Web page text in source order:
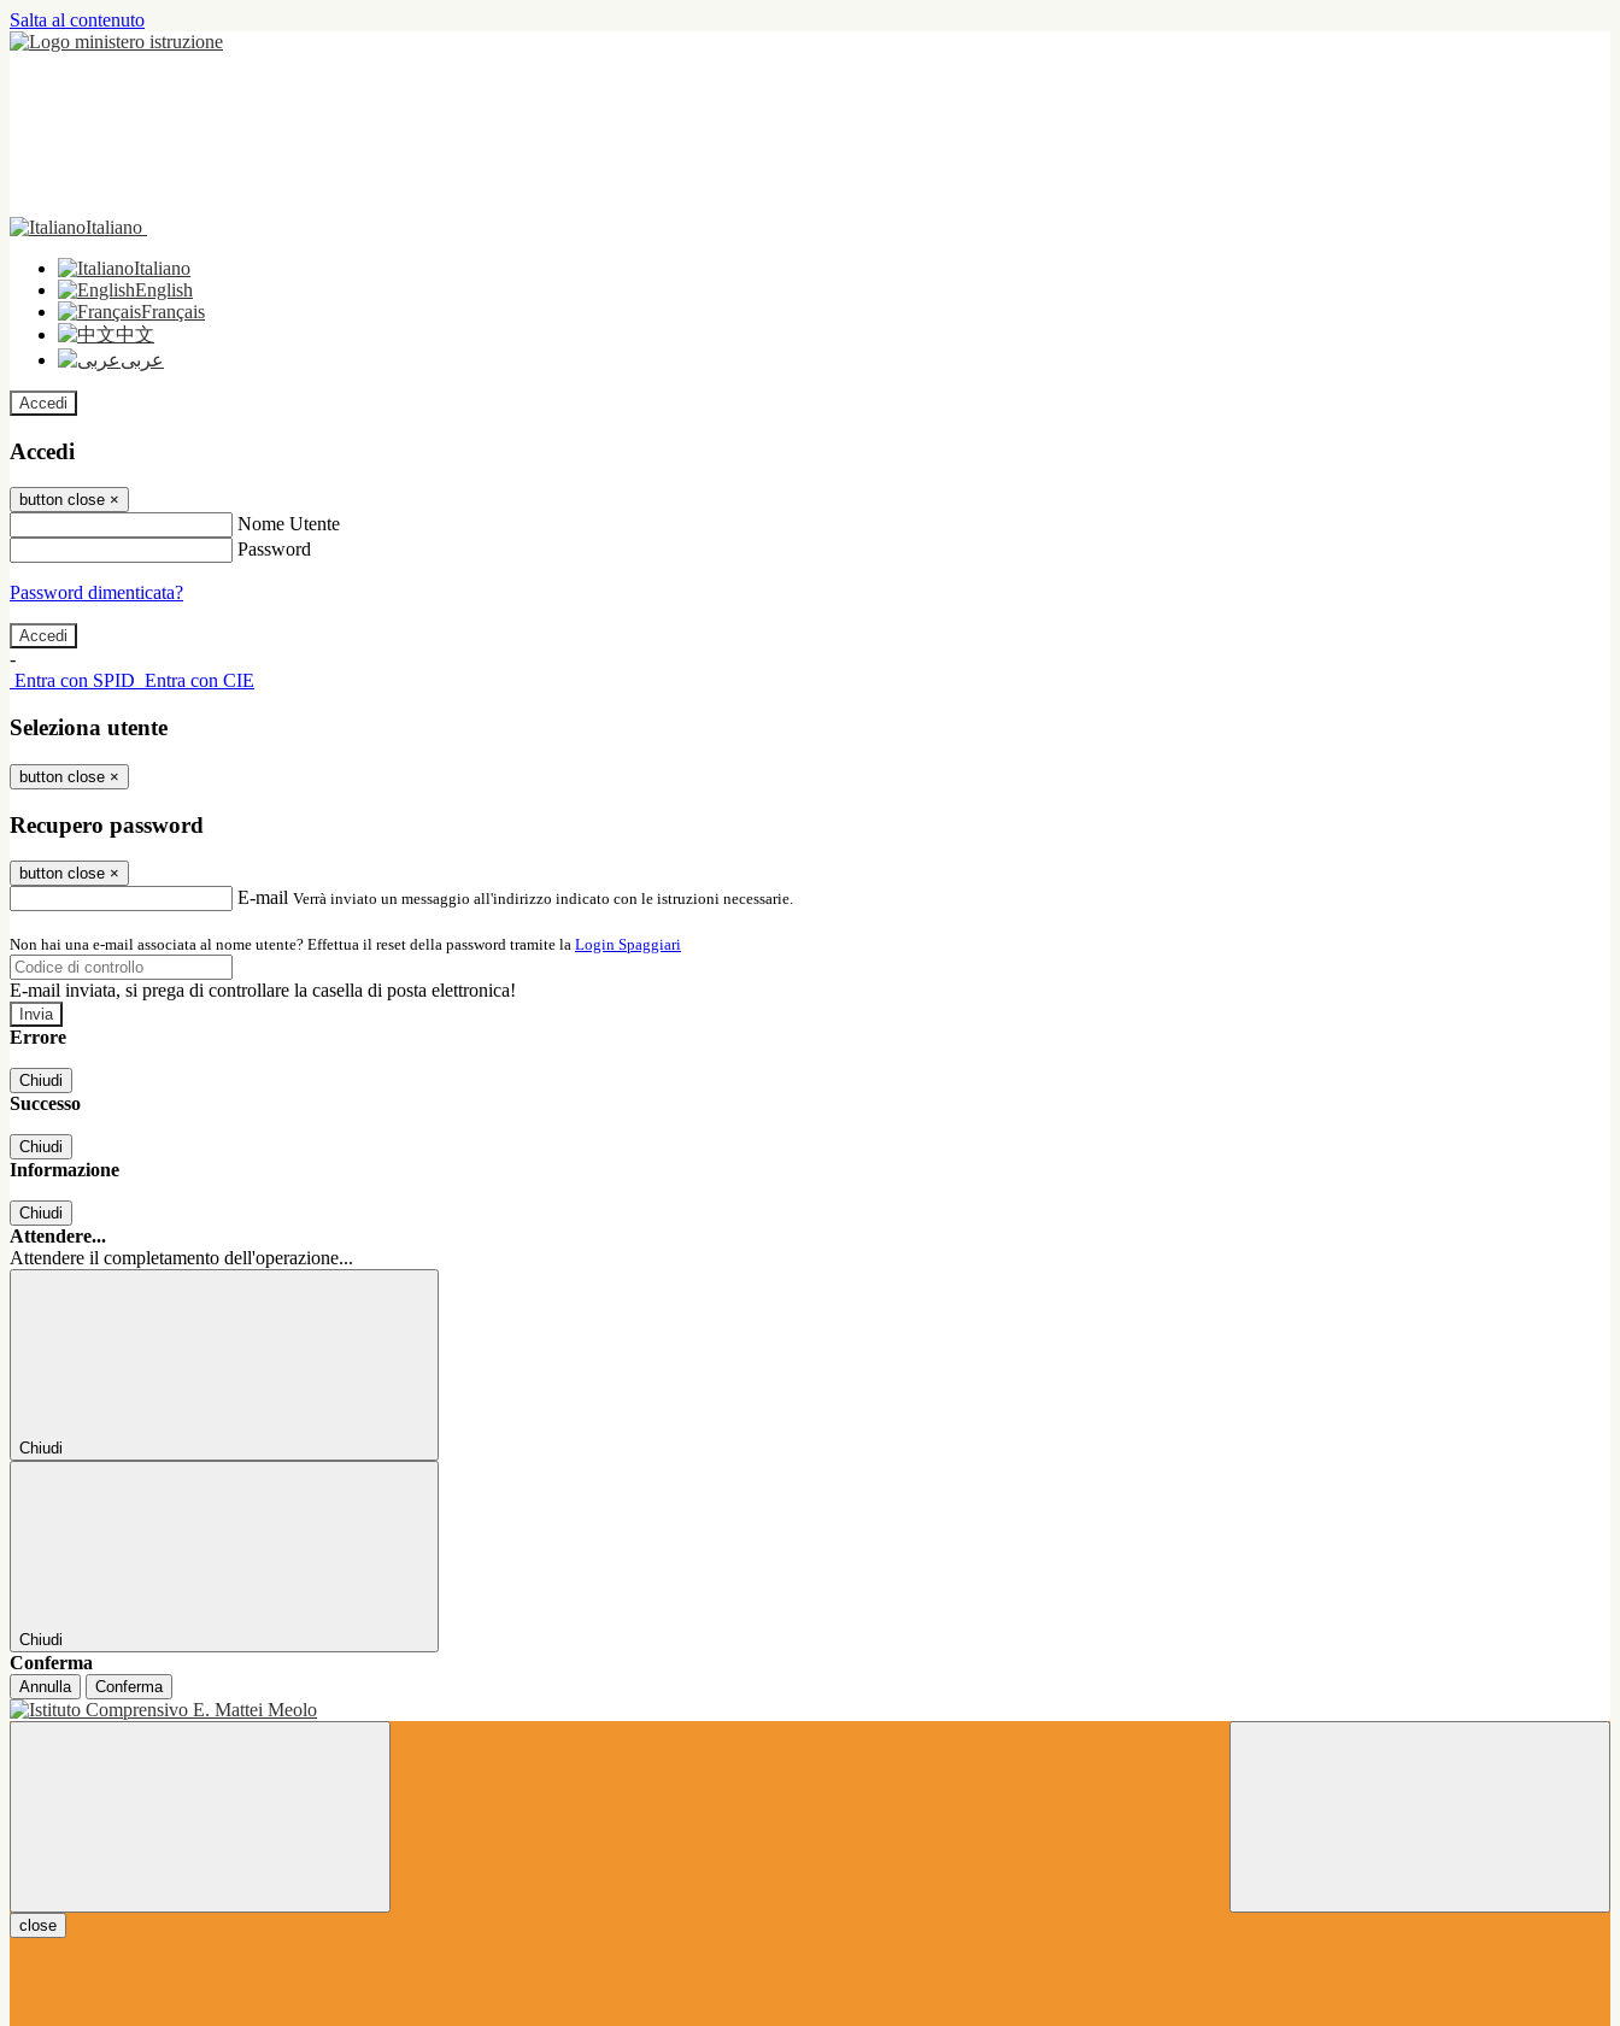
Salta al contenuto
Italiano
Italiano
English
Français
中文
عربى
Accedi
Accedi
button close ×
Nome Utente
Password
Password dimenticata?
-
Entra con SPID Entra con CIE
Seleziona utente
button close ×
Recupero password
button close ×
E-mail Verrà inviato un messaggio all'indirizzo indicato con le istruzioni necessarie.
Non hai una e-mail associata al nome utente? Effettua il reset della password tramite la Login Spaggiari
E-mail inviata, si prega di controllare la casella di posta elettronica!
Errore
Chiudi
Successo
Chiudi
Informazione
Chiudi
Attendere...
Attendere il completamento dell'operazione...
Chiudi
Chiudi
Conferma
Annulla Conferma
close